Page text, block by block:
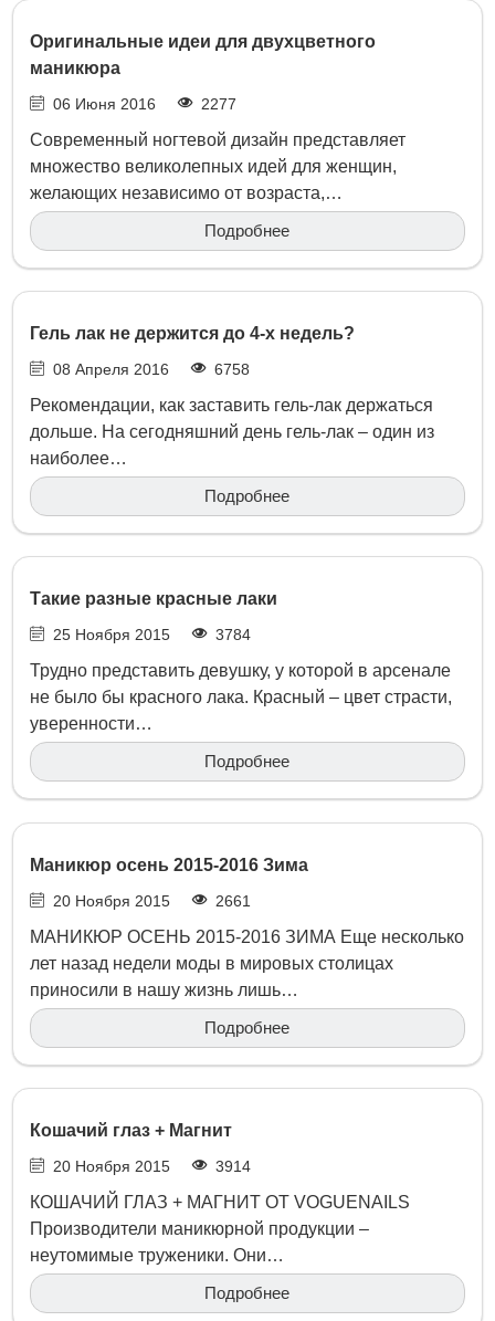
Оригинальные идеи для двухцветного
маникюра
06 Июня 2016 2277
Современный ногтевой дизайн представляет
множество великолепных идей для женщин,
желающих независимо от возраста,…
Подробнее
Гель лак не держится до 4-х недель?
08 Апреля 2016 6758
Рекомендации, как заставить гель-лак держаться
дольше. На сегодняшний день гель-лак – один из
наиболее…
Подробнее
Такие разные красные лаки
25 Ноября 2015 3784
Трудно представить девушку, у которой в арсенале
не было бы красного лака. Красный – цвет страсти,
уверенности…
Подробнее
Маникюр осень 2015-2016 Зима
20 Ноября 2015 2661
МАНИКЮР ОСЕНЬ 2015-2016 ЗИМА Еще несколько
лет назад недели моды в мировых столицах
приносили в нашу жизнь лишь…
Подробнее
Кошачий глаз + Магнит
20 Ноября 2015 3914
КОШАЧИЙ ГЛАЗ + МАГНИТ ОТ VOGUENAILS
Производители маникюрной продукции –
неутомимые труженики. Они…
Подробнее